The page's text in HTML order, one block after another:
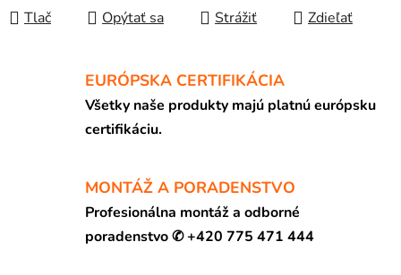
Tlač Opýtať sa Strážiť Zdieľať
EURÓPSKA CERTIFIKÁCIA
Všetky naše produkty majú platnú európsku
certifikáciu.
MONTÁŽ A PORADENSTVO
Profesionálna montáž a odborné
poradenstvo ✆ +420 775 471 444